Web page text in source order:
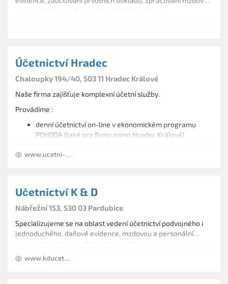
Účetnictví Hradec
Chaloupky 194/40, 503 11 Hradec Králové
Naše firma zajišťuje komplexní účetní služby.
Provádíme :
denní účetnictví on-line v ekonomickém programu
POHODA (také pro firmy mimo Hradec Králové)
vedení účetnictví v programech POHODA a MONEY S3
vedení mzdové a personální agendy (také pro firmy
mimo Hradec Králové)
kontrola stávajícího účetnictví
rekonstrukce účetnictví za minulá období
Nabízíme zpracování výkazů pro INTRASTAT
www.ucetni-hradec.cz
Učetnictví K & D
Nábřežní 153, 530 03 Pardubice
Specializujeme se na oblast vedení účetnictví podvojného i
jednoduchého, daňové evidence, mzdovou a personální
agendu. Nabízíme profesionální služby na vysoké úrovni,
které jsou především určeny pro malé a střední firmy, fyzické
i právnické osoby.
www.kducetnictvi.eu